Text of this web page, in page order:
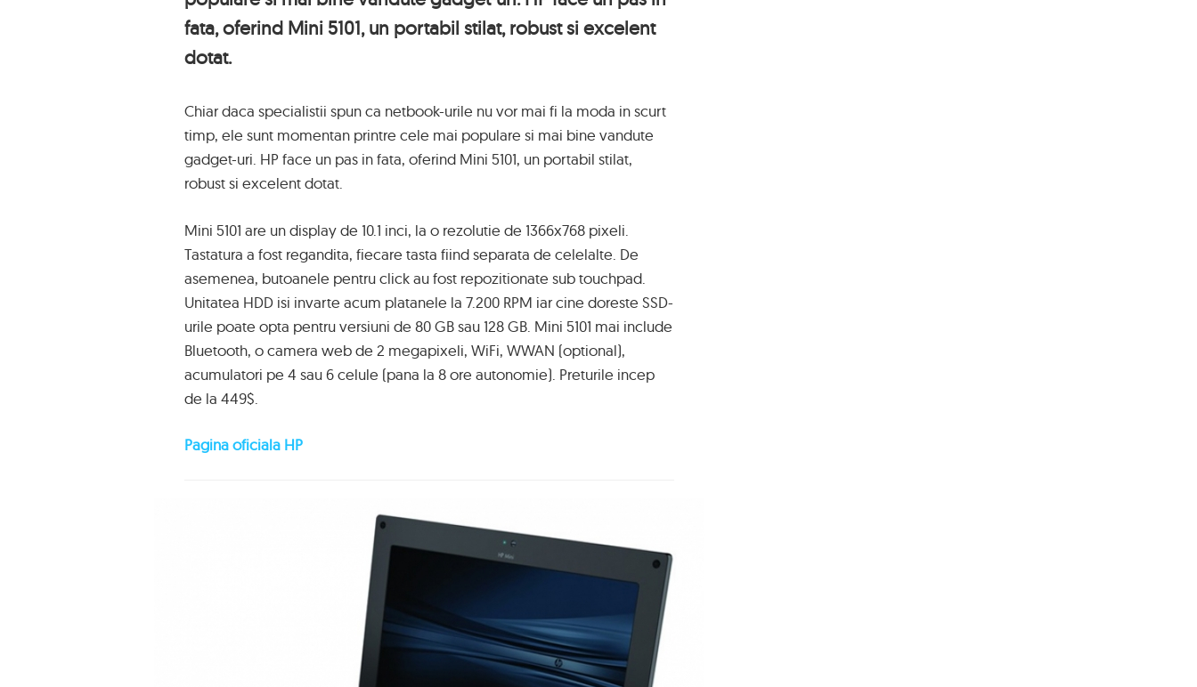
fata, oferind Mini 5101, un portabil stilat, robust si excelent
dotat.
Chiar daca specialistii spun ca netbook-urile nu vor mai fi la moda in scurt
timp, ele sunt momentan printre cele mai populare si mai bine vandute
gadget-uri. HP face un pas in fata, oferind Mini 5101, un portabil stilat,
robust si excelent dotat.
Mini 5101 are un display de 10.1 inci, la o rezolutie de 1366x768 pixeli.
Tastatura a fost regandita, fiecare tasta fiind separata de celelalte. De
asemenea, butoanele pentru click au fost repozitionate sub touchpad.
Unitatea HDD isi invarte acum platanele la 7.200 RPM iar cine doreste SSD-
urile poate opta pentru versiuni de 80 GB sau 128 GB. Mini 5101 mai include
Bluetooth, o camera web de 2 megapixeli, WiFi, WWAN (optional),
acumulatori pe 4 sau 6 celule (pana la 8 ore autonomie). Preturile incep
de la 449$.
Pagina oficiala HP